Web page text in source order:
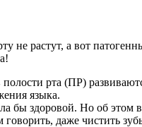
не растут, а вот
рта (ПР)
языка.
здоровой. Но об этом
говорить, даже чистить